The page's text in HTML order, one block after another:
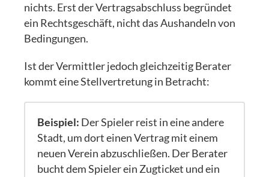
nichts. Erst der Vertragsabschluss begründet
ein Rechtsgeschäft, nicht das Aushandeln von
Bedingungen.
Ist der Vermittler jedoch gleichzeitig Berater
kommt eine Stellvertretung in Betracht:
Beispiel: Der Spieler reist in eine andere
Stadt, um dort einen Vertrag mit einem
neuen Verein abzuschließen. Der Berater
bucht dem Spieler ein Zugticket und ein